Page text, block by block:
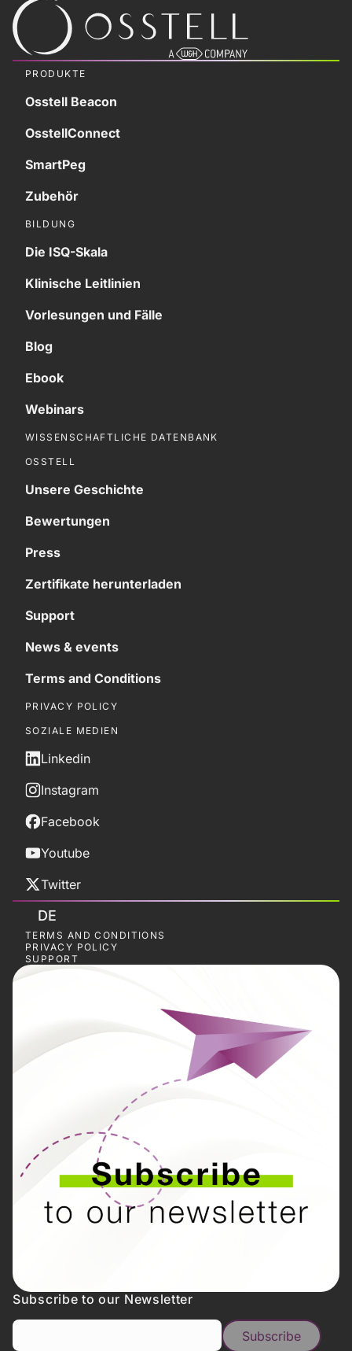
PRODUKTE
Osstell Beacon
OsstellConnect
SmartPeg
Zubehör
BILDUNG
Die ISQ-Skala
Klinische Leitlinien
Vorlesungen und Fälle
Blog
Ebook
Webinars
WISSENSCHAFTLICHE DATENBANK
OSSTELL
Unsere Geschichte
Bewertungen
Press
Zertifikate herunterladen
Support
News & events
Terms and Conditions
PRIVACY POLICY
SOZIALE MEDIEN
Linkedin
Instagram
Facebook
Youtube
Twitter
DE
TERMS AND CONDITIONS
PRIVACY POLICY
SUPPORT
Subscribe to our Newsletter